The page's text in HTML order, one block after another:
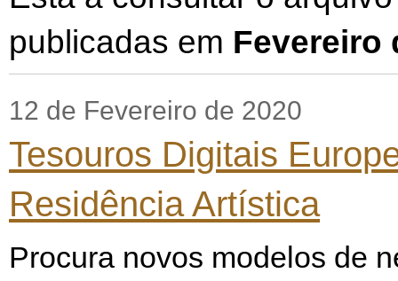
publicadas em Fevereiro
12 de Fevereiro de 2020
Tesouros Digitais
Residência Artística
Procura novos modelos de